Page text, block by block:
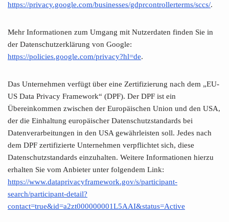
https://privacy.google.com/businesses/gdprcontrollerterms/sccs/.
Mehr Informationen zum Umgang mit Nutzerdaten finden Sie in
der Datenschutzerklärung von Google:
https://policies.google.com/privacy?hl=de.
Das Unternehmen verfügt über eine Zertifizierung nach dem „EU-
US Data Privacy Framework“ (DPF). Der DPF ist ein
Übereinkommen zwischen der Europäischen Union und den USA,
der die Einhaltung europäischer Datenschutzstandards bei
Datenverarbeitungen in den USA gewährleisten soll. Jedes nach
dem DPF zertifizierte Unternehmen verpflichtet sich, diese
Datenschutzstandards einzuhalten. Weitere Informationen hierzu
erhalten Sie vom Anbieter unter folgendem Link:
https://www.dataprivacyframework.gov/s/participant-
search/participant-detail?
contact=true&id=a2zt000000001L5AAI&status=Active